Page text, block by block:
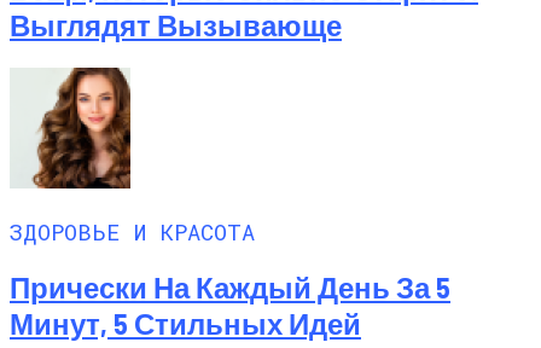
Выглядят Вызывающе
ЗДОРОВЬЕ И КРАСОТА
Прически На Каждый День За 5
Минут, 5 Стильных Идей